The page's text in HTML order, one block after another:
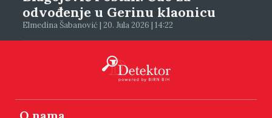
odvođenje u Gerinu klaonicu
Elmedina Šabanović | 20. Jula 2026 | 14:22